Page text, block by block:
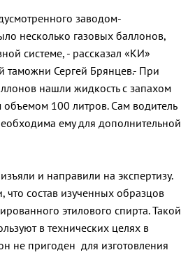
заводом-
несколько газовых баллонов,
системе, - рассказал «КИ»
таможни Сергей Брянцев.- При
нашли жидкость с запахом
100 литров. Сам водитель
ему для дополнительной
и направили на экспертизу.
что состав изученных образцов
этилового спирта. Такой
в технических целях в
не пригоден для изготовления